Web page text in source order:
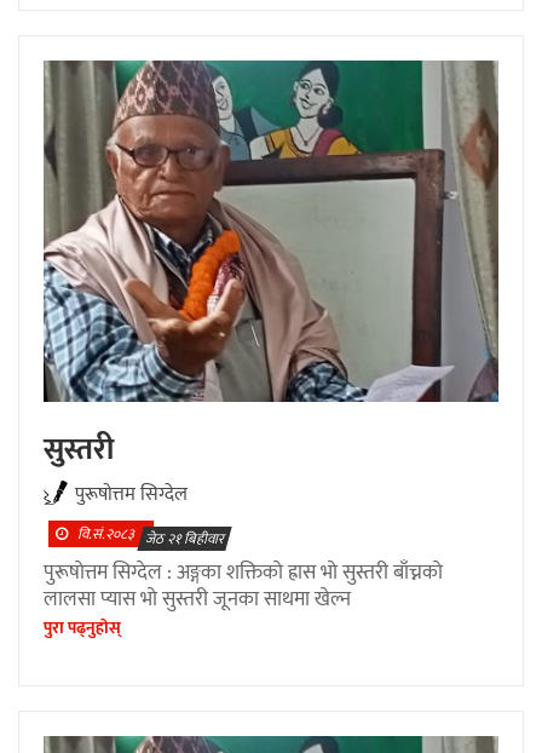
सुस्तरी
पुरूषाेत्तम सिग्देल
वि.सं.२०८३ जेठ २१ बिहीवार
पुरूषाेत्तम सिग्देल : अङ्गका शक्तिकाे ह्रास भाे सुस्तरी बाँच्नकाे
लालसा प्यास भाे सुस्तरी जूनका साथमा खेल्न
पुरा पढ्नुहाेस्